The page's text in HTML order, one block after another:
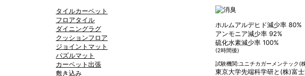
タイルカーペット
フロアタイル
ダイニングラグ
クッションフロア
ジョイントマット
パズルマット
カーペット出張
敷き込み
ホルムアルデヒド減少率 80%
アンモニア減少率 92%
硫化水素減少率 100%
(2時間後)
試験機関:ユニチカガーメンテック(
東京大学先端科学研と(株)富